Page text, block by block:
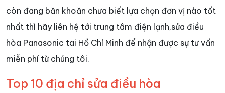
còn đang băn khoăn chưa biết lựa chọn đơn vị nào tốt
nhất thì hãy liên hệ tới trung tâm điện lạnh,sửa điều
hòa Panasonic tai Hồ Chí Minh để nhận được sự tư vấn
miễn phí từ chúng tôi.
Top 10 địa chỉ sửa điều hòa